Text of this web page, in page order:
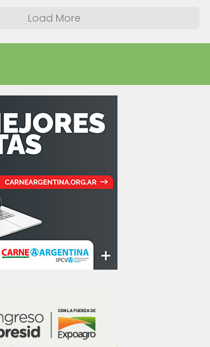
Load More